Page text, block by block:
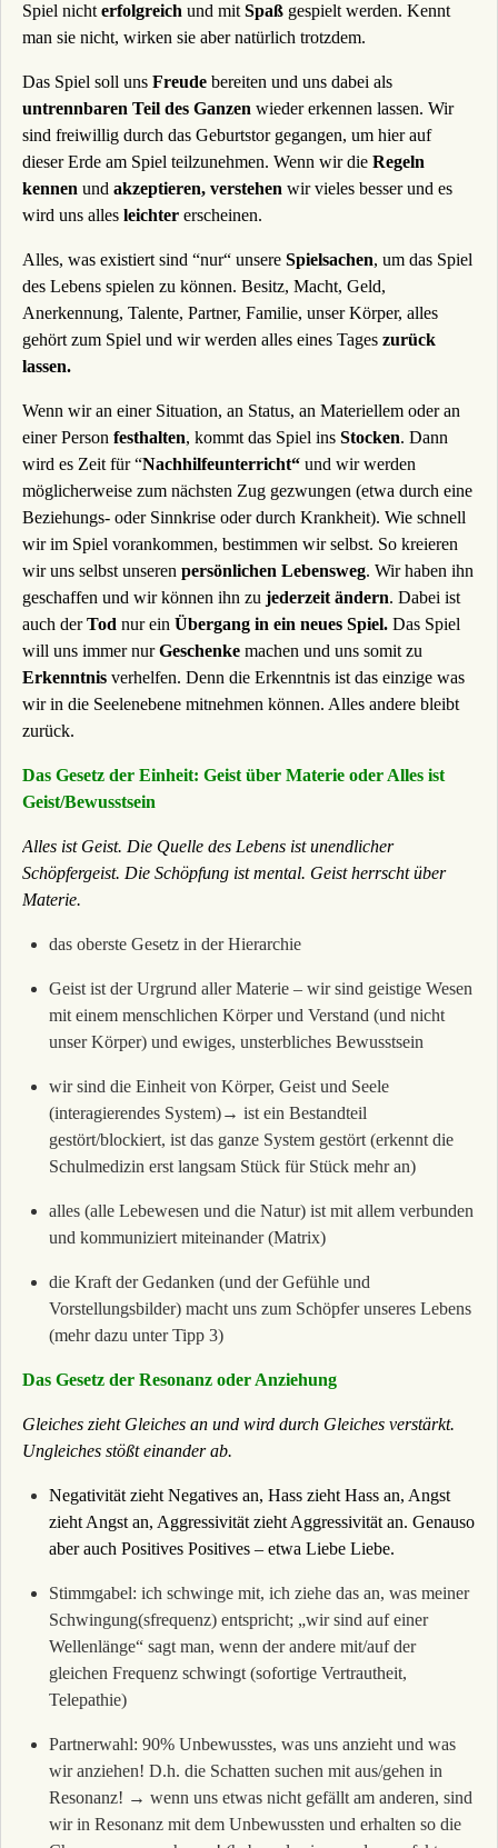
Spiel nicht erfolgreich und mit Spaßgespielt werden. Kennt
man sie nicht, wirken sie aber natürlich trotzdem.
Das Spiel soll uns Freudebereiten und uns dabei als
untrennbaren Teil des Ganzen wieder erkennen lassen. Wir
sind freiwillig durch das Geburtstor gegangen, um hier auf
dieser Erde am Spiel teilzunehmen. Wenn wir die Regeln
kennen und akzeptieren, verstehen wir vieles besser und es
wird uns alles leichtererscheinen.
Alles, was existiert sind “nur“ unsere Spielsachen, um das Spiel
des Lebens spielen zu können. Besitz, Macht, Geld,
Anerkennung, Talente, Partner, Familie, unser Körper, alles
gehört zum Spiel und wir werden alles eines Tages zurück
lassen.
Wenn wir an einer Situation, an Status, an Materiellem oder an
einer Person festhalten, kommt das Spiel ins Stocken. Dann
wird es Zeit für “Nachhilfeunterricht“und wir werden
möglicherweise zum nächsten Zug gezwungen (etwa durch eine
Beziehungs- oder Sinnkrise oder durch Krankheit). Wie schnell
wir im Spiel vorankommen, bestimmen wir selbst. So kreieren
wir uns selbst unseren persönlichen Lebensweg. Wir haben ihn
geschaffen und wir können ihn zu jederzeit ändern. Dabei ist
auch derTod nur ein Übergang in ein neues Spiel.Das Spiel
will uns immer nurGeschenkemachen und uns somit zu
Erkenntnisverhelfen. Denn die Erkenntnis ist das einzige was
wir in die Seelenebene mitnehmen können. Alles andere bleibt
zurück.
Das Gesetz der Einheit: Geist über Materie oder Alles ist
Geist/Bewusstsein
Alles ist Geist. Die Quelle des Lebens ist unendlicher
Schöpfergeist. Die Schöpfung ist mental. Geist herrscht über
Materie.
das oberste Gesetz in der Hierarchie
Geist ist der Urgrund aller Materie – wir sind geistige Wesen
mit einem menschlichen Körper und Verstand (und nicht
unser Körper) und ewiges, unsterbliches Bewusstsein
wir sind die Einheit von Körper, Geist und Seele
(interagierendes System)→ ist ein Bestandteil
gestört/blockiert, ist das ganze System gestört (erkennt die
Schulmedizin erst langsam Stück für Stück mehr an)
alles (alle Lebewesen und die Natur) ist mit allem verbunden
und kommuniziert miteinander (Matrix)
die Kraft der Gedanken (und der Gefühle und
Vorstellungsbilder) macht uns zum Schöpfer unseres Lebens
(mehr dazu unter Tipp 3)
Das Gesetz der Resonanz oder Anziehung
Gleiches zieht Gleiches an und wird durch Gleiches verstärkt.
Ungleiches stößt einander ab.
Negativität zieht Negatives an, Hass zieht Hass an, Angst
zieht Angst an, Aggressivität zieht Aggressivität an. Genauso
aber auch Positives Positives – etwa Liebe Liebe.
Stimmgabel: ich schwinge mit, ich ziehe das an, was meiner
Schwingung(sfrequenz) entspricht; „wir sind auf einer
Wellenlänge“ sagt man, wenn der andere mit/auf der
gleichen Frequenz schwingt (sofortige Vertrautheit,
Telepathie)
Partnerwahl: 90% Unbewusstes, was uns anzieht und was
wir anziehen! D.h. die Schatten suchen mit aus/gehen in
Resonanz! → wenn uns etwas nicht gefällt am anderen, sind
wir in Resonanz mit dem Unbewussten und erhalten so die